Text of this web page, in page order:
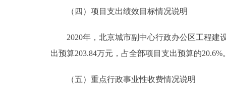
（四）项目支出绩效目标情况说明
2020年，北京城市副中心行政办公区工程建设
出预算203.84万元，占全部项目支出预算的20.6%
（五）重点行政事业性收费情况说明